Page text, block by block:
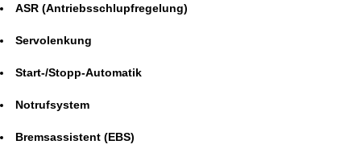
ASR (Antriebsschlupfregelung)
Servolenkung
Start-/Stopp-Automatik
Notrufsystem
Bremsassistent (EBS)